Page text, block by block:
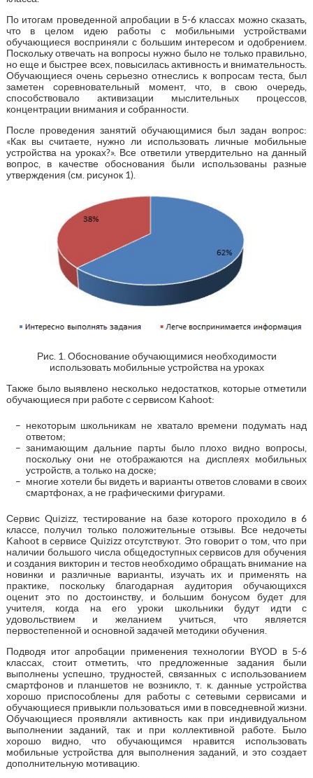
По итогам проведенной апробации в 5-6 классах можно сказать,
что в целом идею работы с мобильными устройствами
обучающиеся восприняли с большим интересом и одобрением.
Поскольку отвечать на вопросы нужно было не только правильно,
но еще и быстрее всех, повысилась активность и внимательность.
Обучающиеся очень серьезно отнеслись к вопросам теста, был
заметен соревновательный момент, что, в свою очередь,
способствовало активизации мыслительных процессов,
концентрации внимания и собранности.
После проведения занятий обучающимися был задан вопрос:
«Как вы считаете, нужно ли использовать личные мобильные
устройства на уроках?». Все ответили утвердительно на данный
вопрос, в качестве обоснования были использованы разные
утверждения (см. рисунок 1).
Рис. 1. Обоснование обучающимися необходимости
использовать мобильные устройства на уроках
Также было выявлено несколько недостатков, которые отметили
обучающиеся при работе с сервисом Kаhооt:
некоторым школьникам не хватало времени подумать над
ответом;
занимающим дальние парты было плохо видно вопросы,
поскольку они не отображаются на дисплеях мобильных
устройств, а только на доске;
многие хотели бы видеть и варианты ответов словами в своих
смартфонах, а не графическими фигурами.
Сервис Quizizz, тестирование на базе которого проходило в 6
классе, получил только положительные отзывы. Все недочеты
Kаhооt в сервисе Quizizz отсутствуют. Это говорит о том, что при
наличии большого числа общедоступных сервисов для обучения
и создания викторин и тестов необходимо обращать внимание на
новинки и различные варианты, изучать их и применять на
практике, поскольку благодарная аудитория обучающихся
оценит это по достоинству, и большим бонусом будет для
учителя, когда на его уроки школьники будут идти с
удовольствием и желанием учиться, что является
первостепенной и основной задачей методики обучения.
Подводя итог апробации применения технологии BYOD в 5-6
классах, стоит отметить, что предложенные задания были
выполнены успешно, трудностей, связанных с использованием
смартфонов и планшетов не возникло, т. к. данные устройства
хорошо приспособлены для работы с сетевыми сервисами и
обучающиеся привыкли пользоваться ими в повседневной жизни.
Обучающиеся проявляли активность как при индивидуальном
выполнении заданий, так и при коллективной работе. Было
хорошо видно, что обучающимся нравится использовать
мобильные устройства для выполнения заданий, и это создает
дополнительную мотивацию.